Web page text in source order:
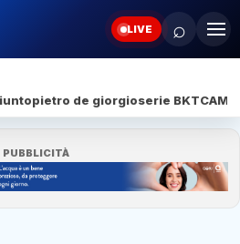
LIVE ⌕
pietro de giorgioserie BKT
PUBBLICITÀ